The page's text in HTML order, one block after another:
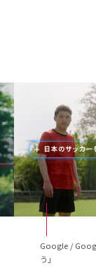
Google /
う」